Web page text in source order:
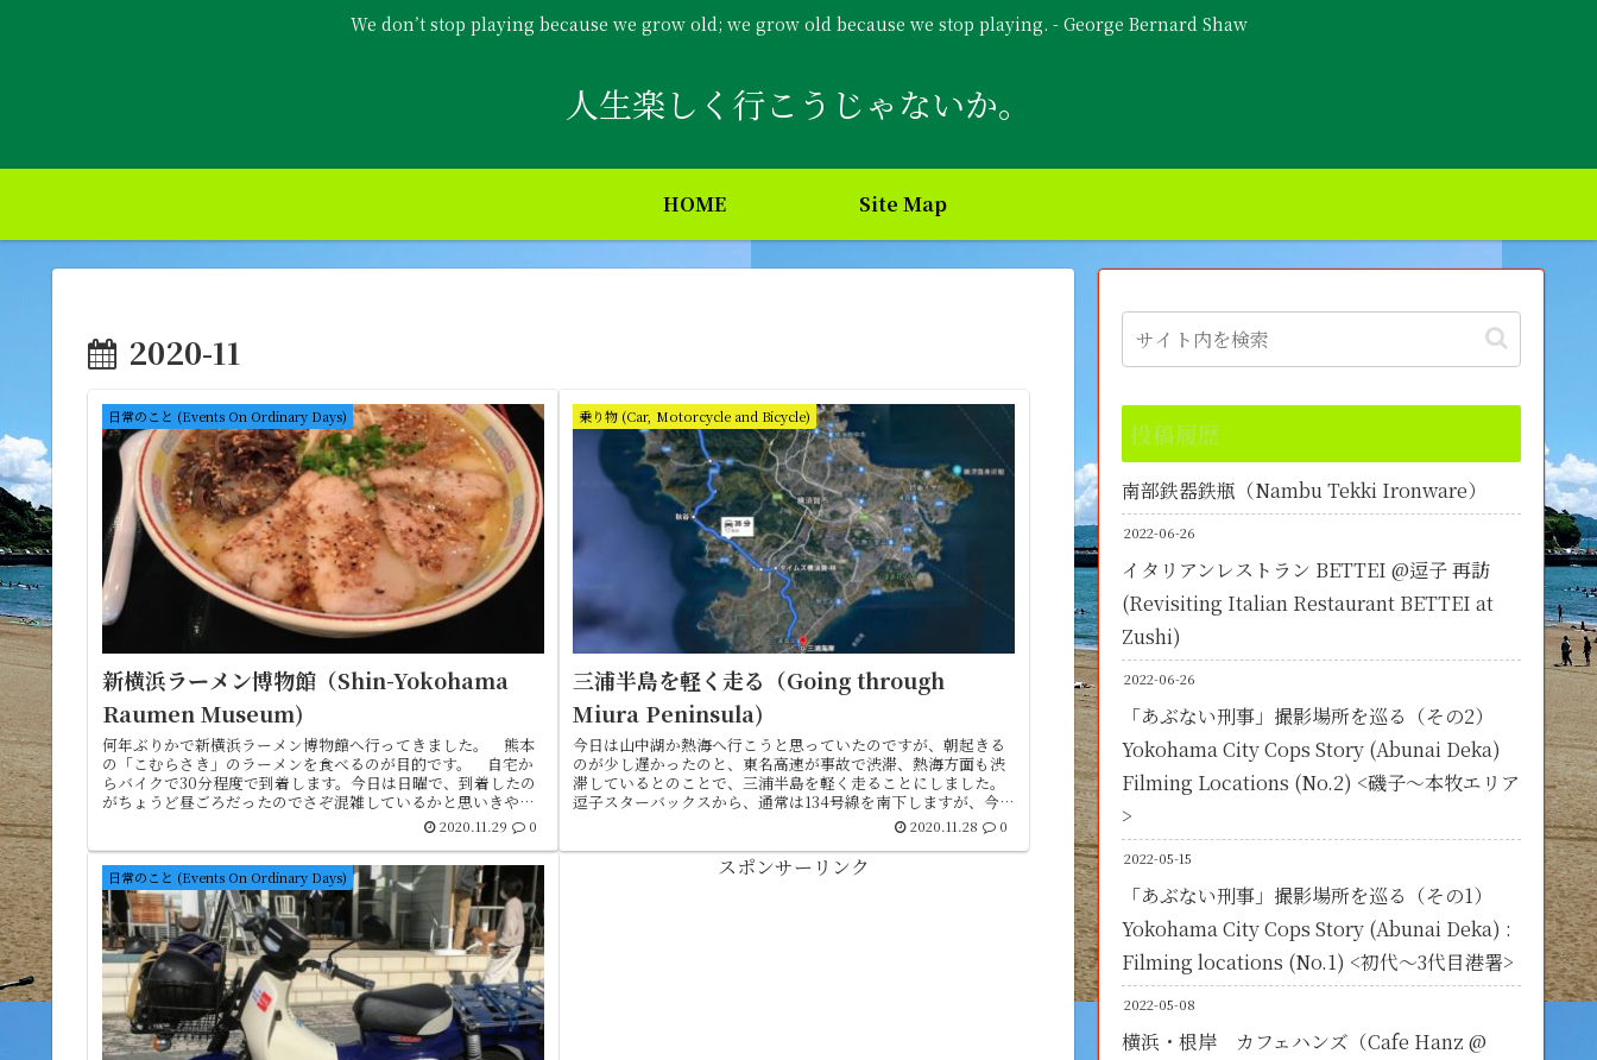
We don’t stop playing because we grow old; we grow old because we stop playing. - George Bernard Shaw
人生楽しく行こうじゃないか。
HOME Site Map
2020-11
日常のこと (Events On Ordinary Days)
新横浜ラーメン博物館（Shin-Yokohama
Raumen Museum)
何年ぶりかで新横浜ラーメン博物館へ行ってきました。 熊本
の「こむらさき」のラーメンを食べるのが目的です。 自宅か
らバイクで30分程度で到着します。今日は日曜で、到着したの
がちょうど昼ごろだったのでさぞ混雑しているかと思いきや、
2020.11.29 0
乗り物 (Car, Motorcycle and Bicycle)
三浦半島を軽く走る（Going through
Miura Peninsula)
今日は山中湖か熱海へ行こうと思っていたのですが、朝起きる
のが少し遅かったのと、東名高速が事故で渋滞、熱海方面も渋
滞しているとのことで、三浦半島を軽く走ることにしました。
逗子スターバックスから、通常は134号線を南下しますが、今日
2020.11.28 0
日常のこと (Events On Ordinary Days) スポンサーリンク
投稿履歴
南部鉄器鉄瓶（Nambu Tekki Ironware）
2022-06-26
イタリアンレストラン BETTEI @逗子 再訪
(Revisiting Italian Restaurant BETTEI at
Zushi)
2022-06-26
「あぶない刑事」撮影場所を巡る（その2）
Yokohama City Cops Story (Abunai Deka)
Filming Locations (No.2) <磯子～本牧エリア
>
2022-05-15
「あぶない刑事」撮影場所を巡る（その1）
Yokohama City Cops Story (Abunai Deka) :
Filming locations (No.1) <初代～3代目港署>
2022-05-08
横浜・根岸 カフェハンズ（Cafe Hanz @